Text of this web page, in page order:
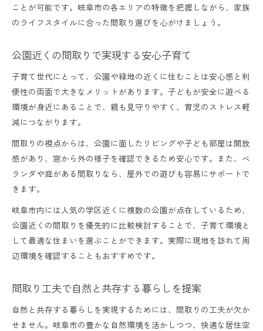
ことが可能です。岐阜市の各エリアの特徴を把握しながら、家族
のライフスタイルに合った間取り選びを心がけましょう。
公園近くの間取りで実現する安心子育て
子育て世代にとって、公園や緑地の近くに住むことは安心感と利
便性の両面で大きなメリットがあります。子どもが安全に遊べる
環境が身近にあることで、親も見守りやすく、育児のストレス軽
減につながります。
間取りの視点からは、公園に面したリビングや子ども部屋は開放
感があり、窓から外の様子を確認できるため安心です。また、ベ
ランダや庭がある間取りなら、屋外での遊びも容易にサポートで
きます。
岐阜市内には人気の学区近くに複数の公園が点在しているため、
公園近くの間取りを優先的に比較検討することで、子育て環境と
して最適な住まいを選ぶことができます。実際に現地を訪れて周
辺環境を確認することもおすすめです。
間取り工夫で自然と共存する暮らしを提案
自然と共存する暮らしを実現するためには、間取りの工夫が欠か
せません。岐阜市の豊かな自然環境を活かしつつ、快適な居住空